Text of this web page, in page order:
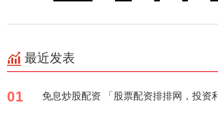
最近发表
01 免息炒股配资 「股票配资排排网，投资